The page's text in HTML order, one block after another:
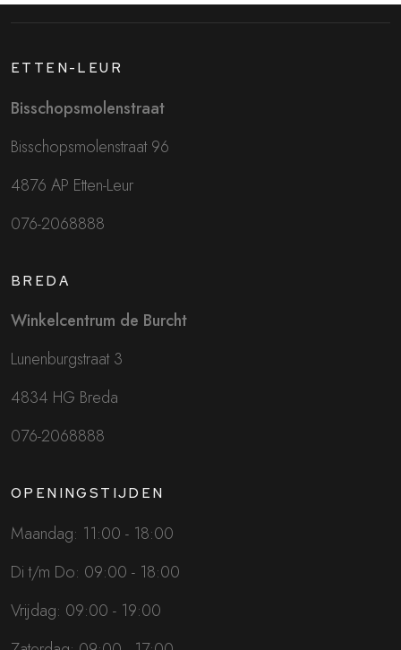
ETTEN-LEUR
Bisschopsmolenstraat
Bisschopsmolenstraat 96
4876 AP Etten-Leur
076-2068888
BREDA
Winkelcentrum de Burcht
Lunenburgstraat 3
4834 HG Breda
076-2068888
OPENINGSTIJDEN
Maandag: 11:00 - 18:00
Di t/m Do: 09:00 - 18:00
Vrijdag: 09:00 - 19:00